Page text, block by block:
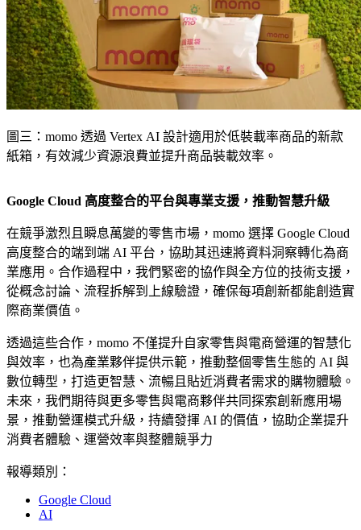
圖三：momo 透過 Vertex AI 設計適用於低裝載率商品的新款
紙箱，有效減少資源浪費並提升商品裝載效率。
Google Cloud 高度整合的平台與專業支援，推動智慧升級
在競爭激烈且瞬息萬變的零售市場，momo 選擇 Google Cloud
高度整合的端到端 AI 平台，協助其迅速將資料洞察轉化為商
業應用。合作過程中，我們緊密的協作與全方位的技術支援，
從概念討論、流程拆解到上線驗證，確保每項創新都能創造實
際商業價值。
透過這些合作，momo 不僅提升自家零售與電商營運的智慧化
與效率，也為產業夥伴提供示範，推動整個零售生態的 AI 與
數位轉型，打造更智慧、流暢且貼近消費者需求的購物體驗。
未來，我們期待與更多零售與電商夥伴共同探索創新應用場
景，推動營運模式升級，持續發揮 AI 的價值，協助企業提升
消費者體驗、運營效率與整體競爭力
報導類別：
Google Cloud
AI